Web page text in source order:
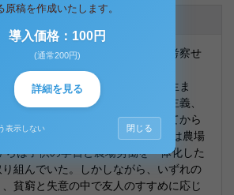
学（直観の原理など）について考察せ
ーリッヒの医者の子どもとして生ま
い、青年時代にはフランス啓蒙主義、
けた。チューリッヒの大学を出てから
た法律家を断念し、1768年からは農場
らは子供の学習と農場労働を一体化した
組んでいた。しかしながら、いずれの
貧窮と失意の中で友人のすすめに応じ
原稿を作成いたします。
導入価格：100円
(通常200円)
詳細を見る
表示しない 閉じる